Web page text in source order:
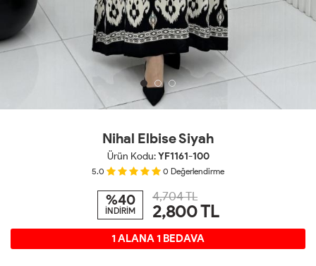
Nihal Elbise Siyah
Ürün Kodu:YF1161-100
5.0 0 Değerlendirme
%40
İNDİRİM
4,704 TL
2,800TL
1 ALANA 1 BEDAVA